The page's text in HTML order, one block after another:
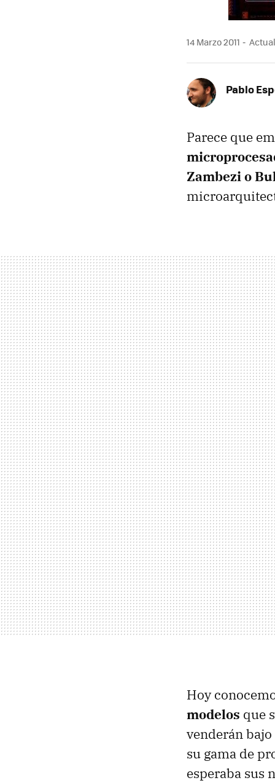
14 Marzo 2011
Pablo
Parece que
Zambezi o
Hoy
modelos que
venderán
su gama de
esperaba sus